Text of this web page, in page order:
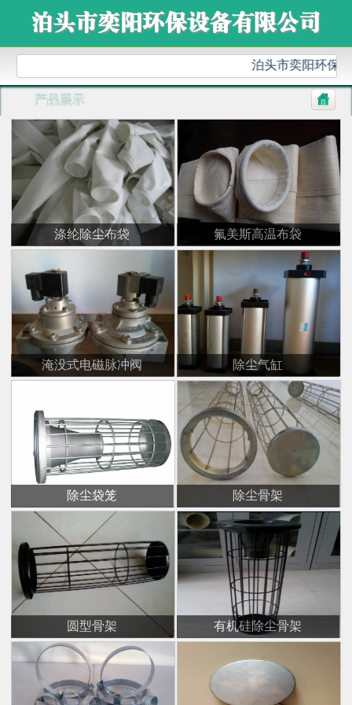
泊头市奕阳环保
产品展示
涤纶除尘布袋 氟美斯高温布袋
淹没式电磁脉冲阀 除尘气缸
除尘袋笼 除尘骨架
圆型骨架 有机硅除尘骨架